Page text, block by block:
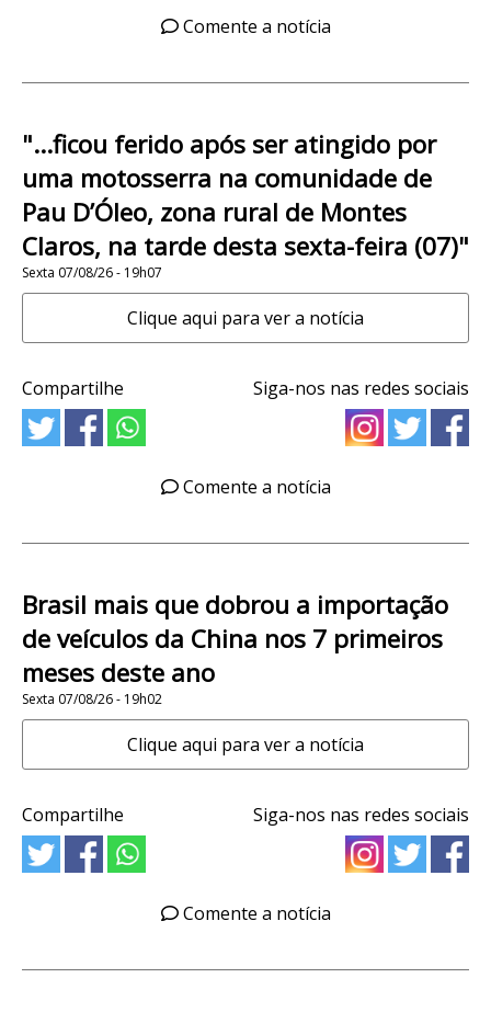
Comente a notícia
"...ficou ferido após ser atingido por
uma motosserra na comunidade de
Pau D’Óleo, zona rural de Montes
Claros, na tarde desta sexta-feira (07)"
Sexta 07/08/26 - 19h07
Clique aqui para ver a notícia
Compartilhe Siga-nos nas redes sociais
Comente a notícia
Brasil mais que dobrou a importação
de veículos da China nos 7 primeiros
meses deste ano
Sexta 07/08/26 - 19h02
Clique aqui para ver a notícia
Compartilhe Siga-nos nas redes sociais
Comente a notícia